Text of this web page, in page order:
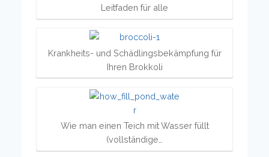
Leitfaden für alle
Krankheits- und Schädlingsbekämpfung für
Ihren Brokkoli
Wie man einen Teich mit Wasser füllt
(vollständige…